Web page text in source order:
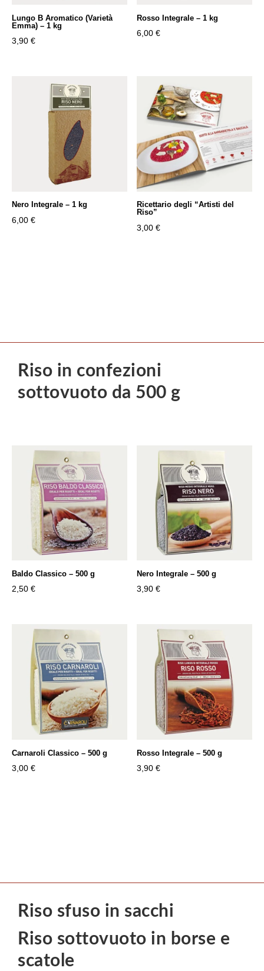
Lungo B Aromatico (Varietà
Emma) – 1 kg
3,90 €
Rosso Integrale – 1 kg
6,00€
Nero Integrale – 1 kg
6,00 €
Ricettario degli “Artisti del
Riso”
3,00€
Riso in confezioni
sottovuoto da 500 g
Baldo Classico – 500 g
2,50 €
Nero Integrale – 500 g
3,90€
Carnaroli Classico – 500 g
3,00 €
Rosso Integrale – 500 g
3,90€
Riso sfuso in sacchi
Riso sottovuoto in borse e
scatole